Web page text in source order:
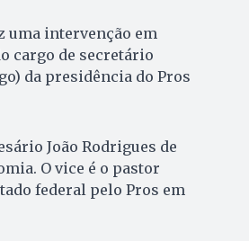
uma intervenção em
cargo de secretário
da presidência do Pros
João Rodrigues de
O vice é o pastor
federal pelo Pros em